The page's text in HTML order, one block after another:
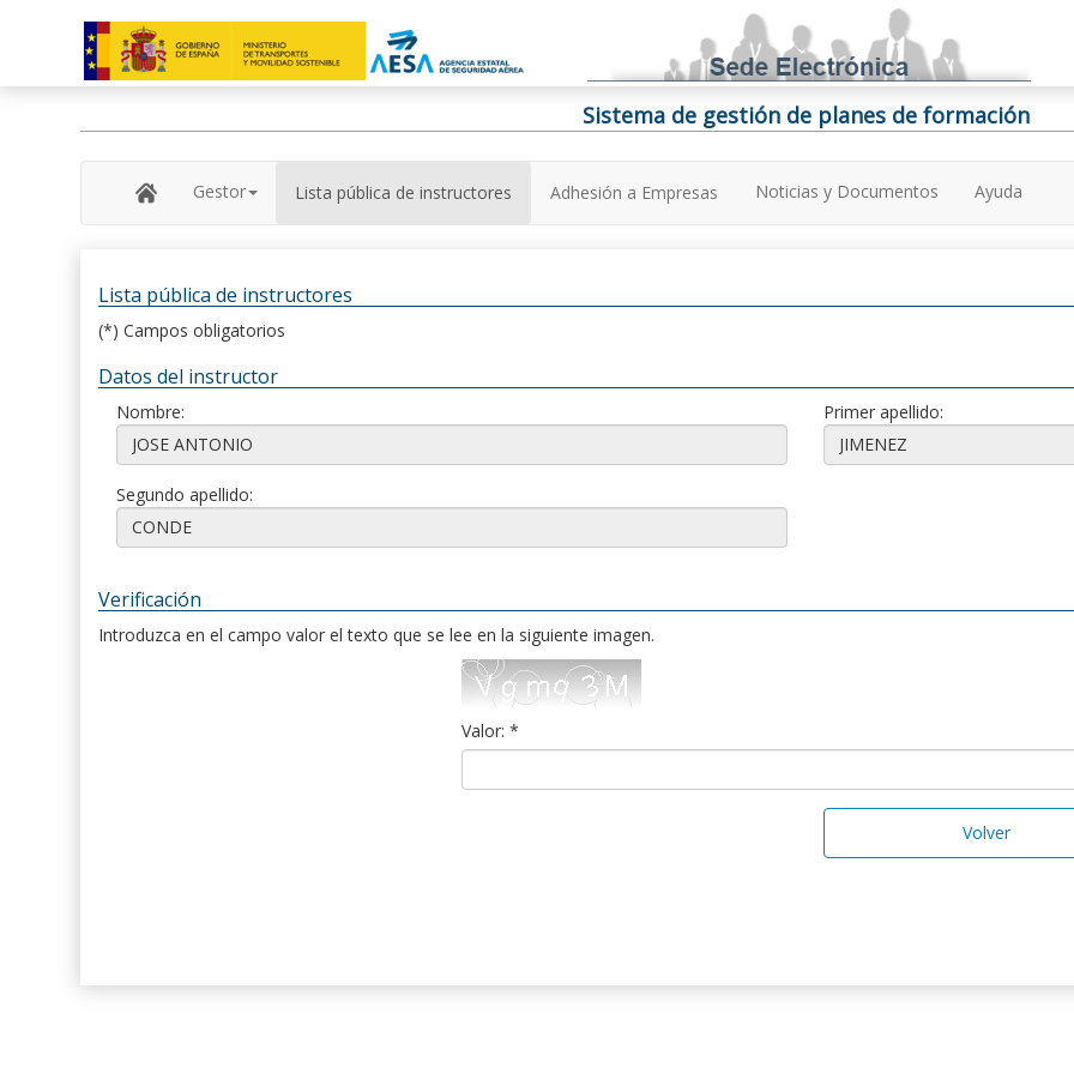
Sistema de gestión de planes de formación
Gestor Lista pública de instructores Adhesión a Empresas Noticias y Documentos Ayuda
Lista pública de instructores
(*) Campos obligatorios
Datos del instructor
Nombre: Primer apellido:
Segundo apellido:
Verificación
Introduzca en el campo valor el texto que se lee en la siguiente imagen.
Valor: *
Volver